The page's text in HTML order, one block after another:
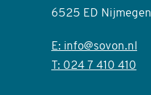
6525 ED Nijmegen
E: info@sovon.nl
T: 024 7 410 410